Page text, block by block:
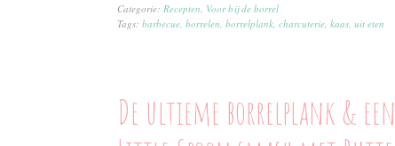
Categorie: Recepten Voor bij de borrel
Tags: barbecue borrelen borrelplank charcuterie kaas uit eten
De ultieme borrelplank & een